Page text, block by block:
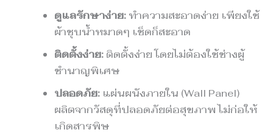
ดูแลรักษาง่าย: ทำความสะอาดง่าย เพียงใช้
ผ้าชุบน้ำหมาดๆ เช็ดก็สะอาด
ติดตั้งง่าย: ติดตั้งง่าย โดยไม่ต้องใช้ช่างผู้
ชำนาญพิเศษ
ปลอดภัย: แผ่นผนังภายใน (Wall Panel)
ผลิตจากวัสดุที่ปลอดภัยต่อสุขภาพ ไม่ก่อให้
เกิดสารพิษ